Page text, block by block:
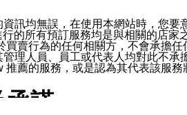
何企業官方帳號或認證官方帳號的
訊均無誤，在使用本網站時，您
的所有預訂服務均是與相關的店
賣行為的任何相關方，不會承擔
理人員、員工或代表人均對此不
薦的服務，或是認為其代表該服
承諾